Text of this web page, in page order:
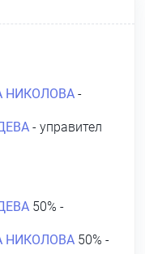
НИКОЛОВА -
- управител
50% -
НИКОЛОВА 50% -